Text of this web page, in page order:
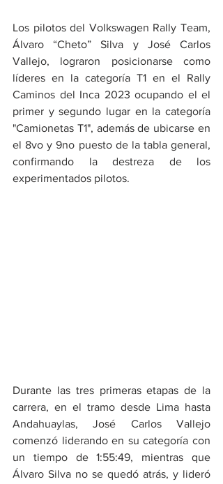
Los pilotos del Volkswagen Rally Team,
Álvaro “Cheto” Silva y José Carlos
Vallejo, lograron posicionarse como
líderes en la categoría T1 en el Rally
Caminos del Inca 2023 ocupando el el
primer y segundo lugar en la categoría
"Camionetas T1", además de ubicarse en
el 8vo y 9no puesto de la tabla general,
confirmando la destreza de los
experimentados pilotos.
Durante las tres primeras etapas de la
carrera, en el tramo desde Lima hasta
Andahuaylas, José Carlos Vallejo
comenzó liderando en su categoría con
un tiempo de 1:55:49, mientras que
Álvaro Silva no se quedó atrás, y lideró